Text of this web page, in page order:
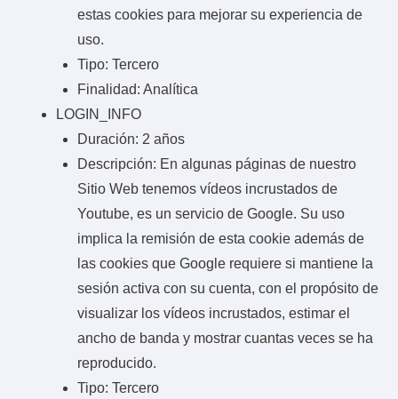
estas cookies para mejorar su experiencia de
uso.
Tipo: Tercero
Finalidad: Analítica
LOGIN_INFO
Duración: 2 años
Descripción: En algunas páginas de nuestro
Sitio Web tenemos vídeos incrustados de
Youtube, es un servicio de Google. Su uso
implica la remisión de esta cookie además de
las cookies que Google requiere si mantiene la
sesión activa con su cuenta, con el propósito de
visualizar los vídeos incrustados, estimar el
ancho de banda y mostrar cuantas veces se ha
reproducido.
Tipo: Tercero